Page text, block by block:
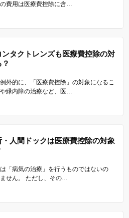
費用は医療費控除に含…
ンタクトレンズも医療費控除の対
外的に、「医療費控除」の対象になるこ
緑内障の治療など、医…
・人間ドックは医療費控除の対象
「病気の治療」を行うものではないの
せん。 ただし、その…